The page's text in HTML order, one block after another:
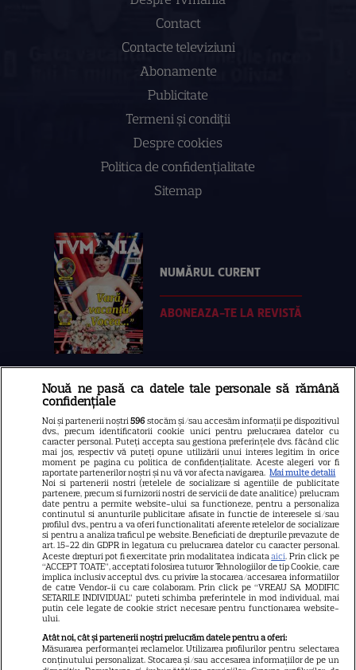
Contact
Contacte televiziuni
Abonamente
Publicitate
Termeni și condiții
Despre cookies
Politica de confidenţialitate
Sitemap
NUMĂRUL CURENT
ABONEAZA-TE LA REVISTĂ
Libertatea
Libertatea pentru femei
GSP
Știri mondene
Avantaje
Elle
Unica
Retete practice
URMĂREȘTE-NE PE
Nouă ne pasă ca datele tale personale să rămână
confidențiale
Noi și partenerii noștri596 stocăm și/sau accesăm informații pe dispozitivul
dvs., precum identificatorii cookie unici pentru prelucrarea datelor cu
caracter personal. Puteți accepta sau gestiona preferințele dvs. făcând clic
mai jos, respectiv vă puteți opune utilizării unui interes legitim în orice
moment pe pagina cu politica de confidențialitate. Aceste alegeri vor fi
raportate partenerilor noștri și nu vă vor afecta navigarea. Mai multe detalii
Noi si partenerii nostri (retelele de socializare si agentiile de publicitate
partenere, precum si furnizorii nostri de servicii de date analitice) prelucram
date pentru a permite website-ului sa functioneze, pentru a personaliza
continutul si anunturile publicitare afisate in functie de interesele si/sau
profilul dvs., pentru a va oferi functionalitati aferente retelelor de socializare
si pentru a analiza traficul pe website. Beneficiati de drepturile prevazute de
art. 15-22 din GDPR in legatura cu prelucrarea datelor cu caracter personal.
Aceste drepturi pot fi exercitate prin modalitatea indicataaici. Prin click pe
“ACCEPT TOATE”, acceptati folosirea tuturor Tehnologiilor de tip Cookie, care
implica inclusiv acceptul dvs. cu privire la stocarea/accesarea informatiilor
de catre Vendor-ii cu care colaboram. Prin click pe “VREAU SA MODIFIC
SETARILE INDIVIDUAL” puteti schimba preferintele in mod individual, mai
putin cele legate de cookie strict necesare pentru functionarea website-
ului.
Atât noi, cât și partenerii noștri prelucrăm datele pentru a oferi:
Măsurarea performanței reclamelor. Utilizarea profilurilor pentru selectarea
conținutului personalizat. Stocarea și/sau accesarea informațiilor de pe un